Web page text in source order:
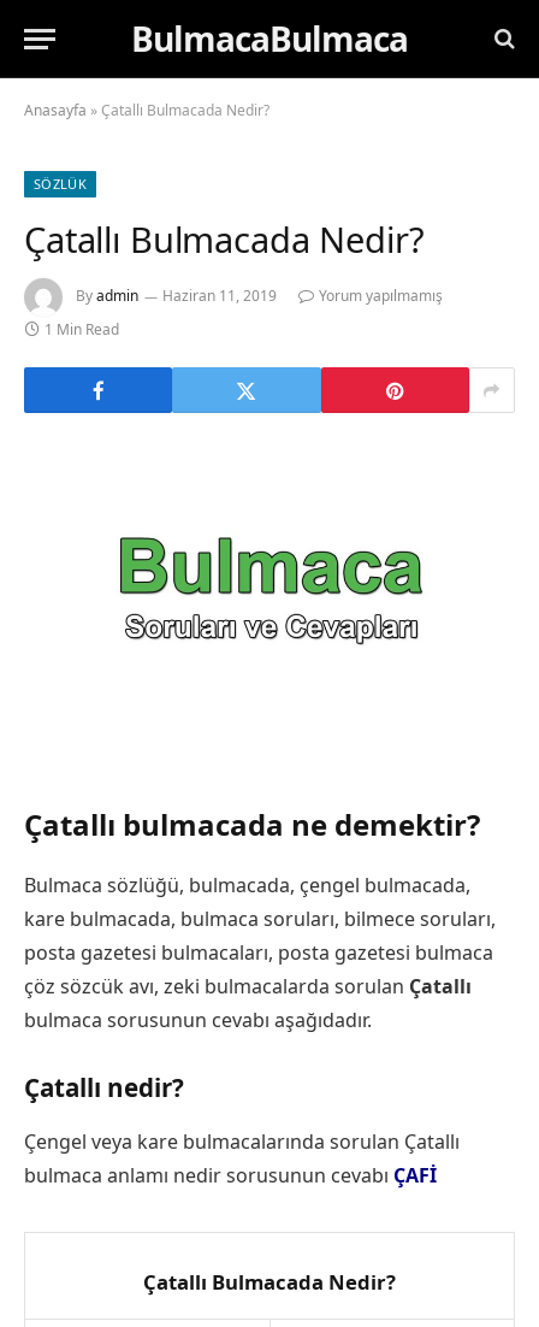
BulmacaBulmaca
Anasayfa »Çatallı Bulmacada Nedir?
SÖZLÜK
Çatallı Bulmacada Nedir?
Byadmin Haziran 11, 2019
Yorum yapılmamış
1 Min Read
Çatallı bulmacada ne demektir?
Bulmaca sözlüğü, bulmacada, çengel bulmacada,
kare bulmacada, bulmaca soruları, bilmece soruları,
posta gazetesi bulmacaları, posta gazetesi bulmaca
çöz sözcük avı, zeki bulmacalarda sorulan Çatallı
bulmaca sorusunun cevabı aşağıdadır.
Çatallı nedir?
Çengel veya kare bulmacalarında sorulan Çatallı
bulmaca anlamı nedir sorusunun cevabı ÇAFİ
Çatallı Bulmacada Nedir?